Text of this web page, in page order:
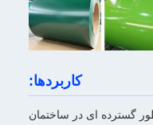
کاربردها:
گسترده ای در ساختمان